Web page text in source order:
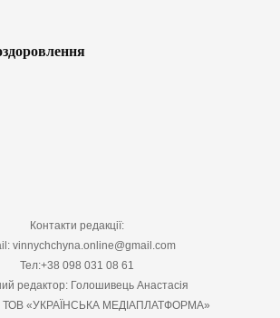
Контакти редакції:
vinnychchyna.online@gmail.com
Тел:+38 098 031 08 61
редактор: Голошивець Анастасія
ТОВ «УКРАЇНСЬКА МЕДІАПЛАТФОРМА»